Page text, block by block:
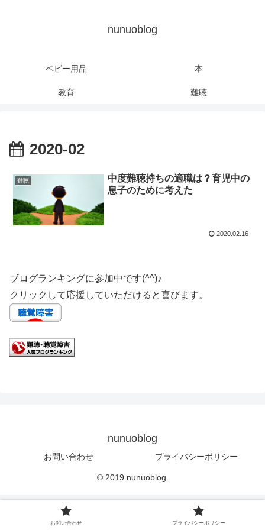
nunuoblog
ベビー用品 本
教育 難聴
2020-02
難聴
中度難聴持ちの適職は？育児中の
息子のために考えた
2020.02.16
ブログランキングに参加中です(^^)♪
クリックして応援していただけると喜びます。
nunuoblog
お問い合わせ プライバシーポリシー
© 2019 nunuoblog.
お問い合わせ プライバシーポリシー